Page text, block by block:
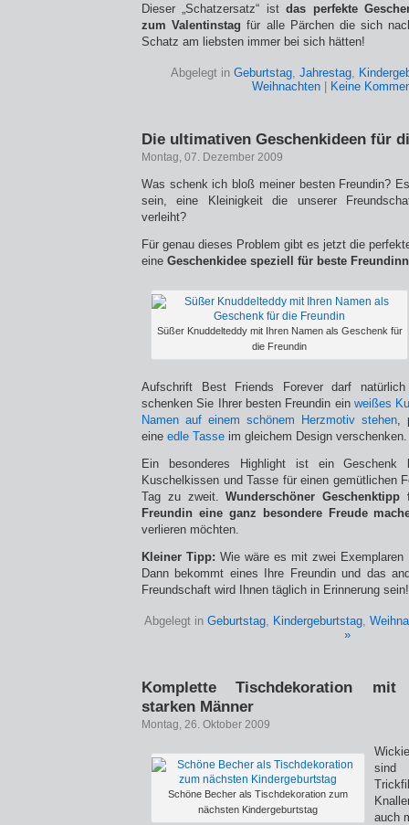
Dieser „Schatzersatz“ istdas perfekte
zum Valentinstag für alle Pärchen die sich
Schatz am liebsten immer bei sich hätten!
Abgelegt in Geburtstag, Jahrestag,
Weihnachten
Keine
Die ultimativen Geschenkideen für
Montag, 07. Dezember 2009
Was schenk ich bloß meiner besten Freundin?
sein, eine Kleinigkeit die unserer
verleiht?
Für genau dieses Problem gibt es jetzt die
eine Geschenkidee speziell für beste
Süßer Knuddelteddy mit Ihren Namen als Geschenk für
die Freundin
Aufschrift Best Friends Forever darf
schenken Sie Ihrer besten Freundin ein weißes
Namen auf einem schönem Herzmotiv stehen,
eine edle Tasse im gleichem Design verschenken.
Ein besonderes Highlight ist ein Geschenk
Kuschelkissen und Tasse für einen gemütlichen
Tag zu zweit.Wunderschöner
Freundin eine ganz besondere Freude
verlieren möchten.
Kleiner Tipp: Wie wäre es mit zwei Exemplaren
Dann bekommt eines Ihre Freundin und das
Freundschaft wird Ihnen täglich in Erinnerung sein!
Abgelegt in Geburtstag, Kindergeburtstag,
»
Komplette Tischdekoration
starken Männer
Montag, 26. Oktober 2009
Schöne Becher als Tischdekoration zum
nächsten Kindergeburtstag
auch